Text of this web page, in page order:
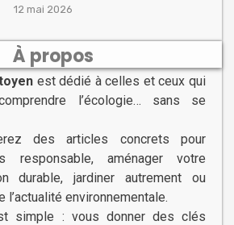
12 mai 2026
À propos
est dédié à celles et ceux qui
l’écologie… sans se
des articles concrets pour
responsable, aménager votre
durable, jardiner autrement ou
l’actualité environnementale.
simple : vous donner des clés